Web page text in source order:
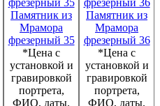
Памятник из
Мрамора
фрезерный 35
*Цена с
установкой и
гравировкой
портрета,
ФИО, даты.
Памятник из
Мрамора
фрезерный 36
*Цена с
установкой и
гравировкой
портрета,
ФИО, даты.